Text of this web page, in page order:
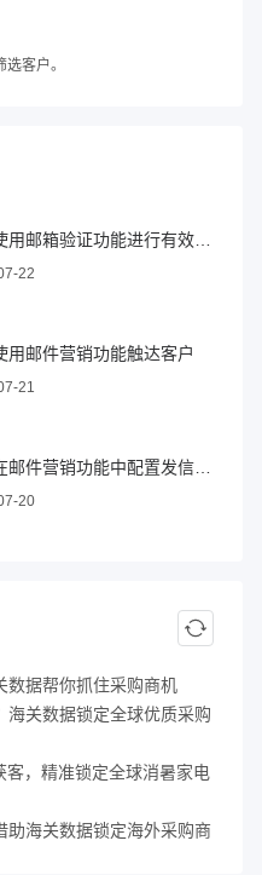
客户。
22
用邮件营销功能触达客户
21
20
数据帮你抓住采购商机
海关数据锁定全球优质采购
，精准锁定全球消暑家电
助海关数据锁定海外采购商